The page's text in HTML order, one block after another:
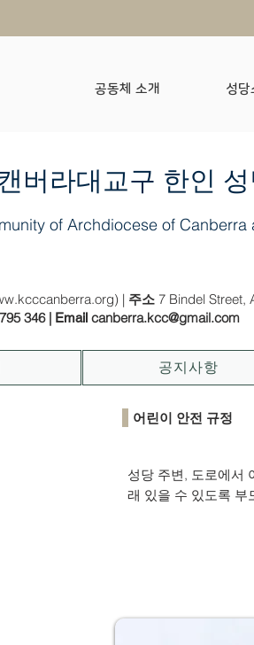
공동체 소개 성당
버라대교구 한인
of Archdiocese of Canberra
) | 주소 7 Bindel Street,
346| Email canberra.kcc@gmail.com
공지사항
어린이 안전 규정
성당 주변, 도로에서
래 있을 수 있도록 부